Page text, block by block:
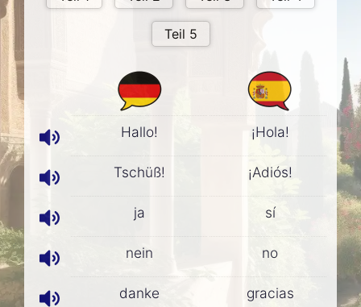
Hallo! ¡Hola!
Tschüß! ¡Adiós!
ja sí
nein no
danke gracias